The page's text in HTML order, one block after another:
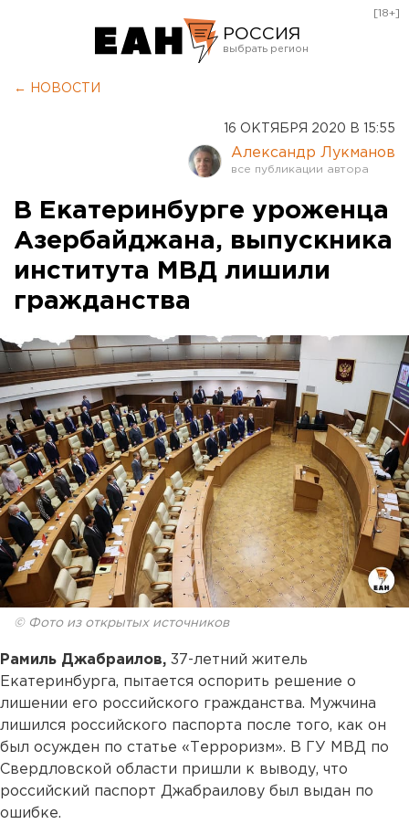
РОССИЯ
Оренбург
[18+]
← НОВОСТИ
16 ОКТЯБРЯ 2020 В 15:55
Александр Лукманов
В Екатеринбурге уроженца
Азербайджана, выпускника
института МВД лишили
гражданства
© Фото из открытых источников
Рамиль Джабраилов, 37-летний житель
Екатеринбурга, пытается оспорить решение о
лишении его российского гражданства. Мужчина
лишился российского паспорта после того, как он
был осужден по статье «Терроризм». В ГУ МВД по
Свердловской области пришли к выводу, что
российский паспорт Джабраилову был выдан по
ошибке.